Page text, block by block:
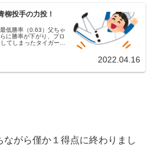
柳投手の力投！
低勝率（0.63）父ちゃ
に勝率が下がり、プロ
てしまったタイガー
2022.04.16
ながら僅か１得点に終わりまし